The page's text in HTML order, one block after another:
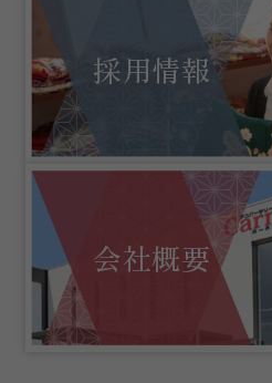
採用情報
会社概要